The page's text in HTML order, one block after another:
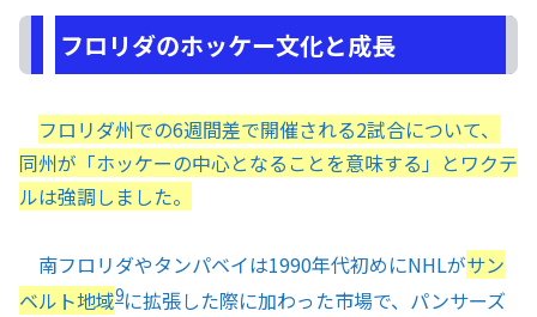
フロリダのホッケー文化と成長
フロリダ州での6週間差で開催される2試合について、
同州が「ホッケーの中心となることを意味する」とワクテ
ルは強調しました。
南フロリダやタンパベイは1990年代初めにNHLがサン
ベルト地域9に拡張した際に加わった市場で、パンサーズ